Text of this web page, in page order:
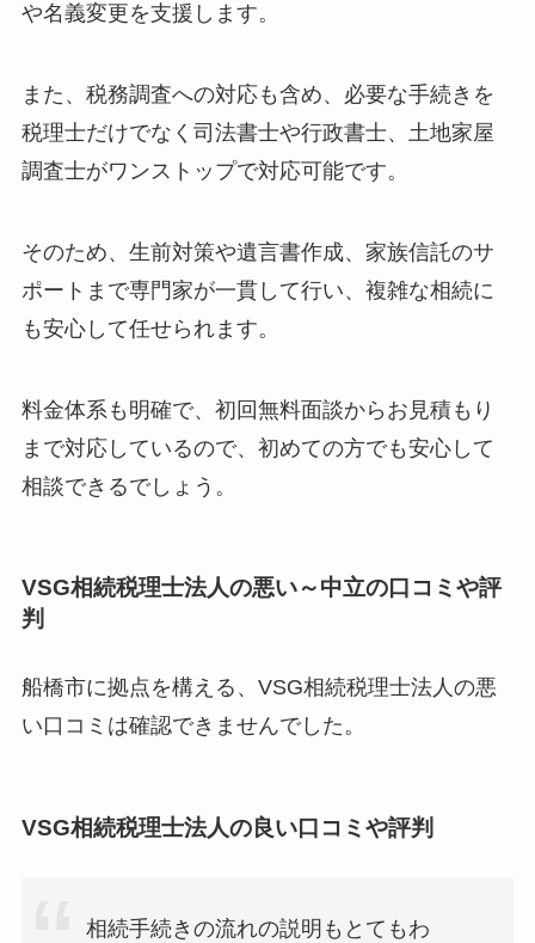
や名義変更を支援します。
また、税務調査への対応も含め、必要な手続きを
税理士だけでなく司法書士や行政書士、土地家屋
調査士がワンストップで対応可能です。
そのため、生前対策や遺言書作成、家族信託のサ
ポートまで専門家が一貫して行い、複雑な相続に
も安心して任せられます。
料金体系も明確で、初回無料面談からお見積もり
まで対応しているので、初めての方でも安心して
相談できるでしょう。
VSG相続税理士法人の悪い～中立の口コミや評
判
船橋市に拠点を構える、VSG相続税理士法人の悪
い口コミは確認できませんでした。
VSG相続税理士法人の良い口コミや評判
相続手続きの流れの説明もとてもわ